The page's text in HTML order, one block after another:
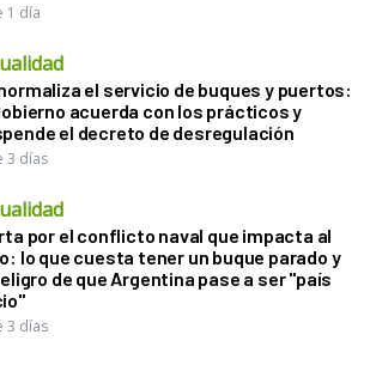
1 día
el servicio de buques y puertos:
acuerda con los prácticos y
el decreto de desregulación
3 días
por el conflicto naval que impacta al
lo que cuesta tener un buque parado y
de que Argentina pase a ser "país
3 días